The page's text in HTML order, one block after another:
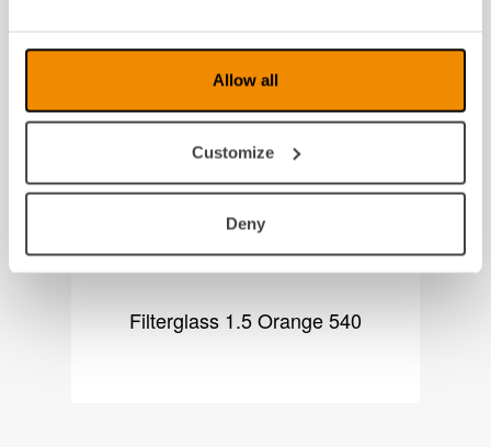
Allow all
Customize
Deny
Produkter fra samme kategori
Filterglass 1.5 Orange 540